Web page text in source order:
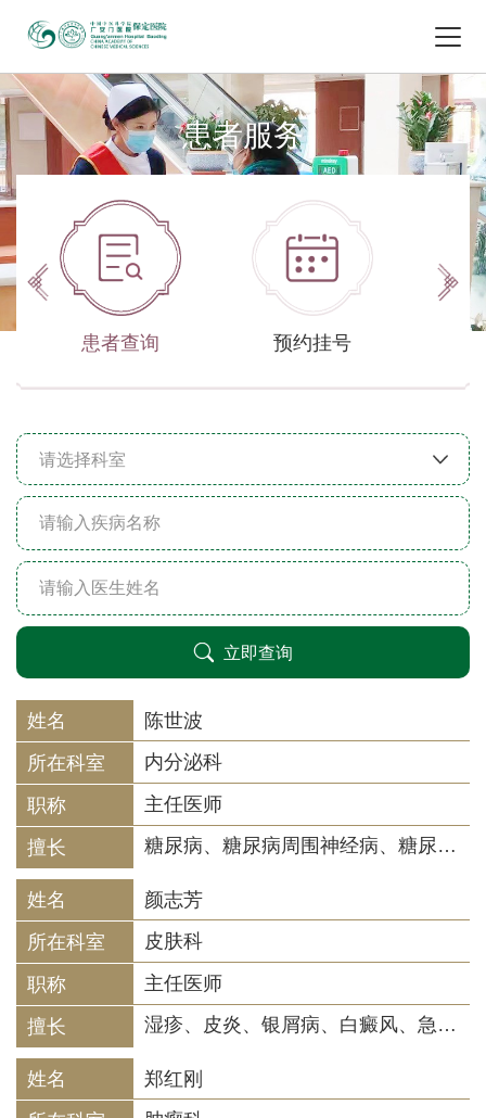
患者服务
患者查询 预约挂号
请选择科室
立即查询
陈世波
内分泌科
主任医师
糖尿病、糖尿病周围神经病、糖尿病肾脏病、糖尿病胃肠病、糖尿病阳痿；桥本病、甲状腺结节、甲亢、甲减、亚甲炎、甲状腺相关性突眼；高尿酸血症；骨质疏松症、多汗症、失眠症、更年期综合征等。
颜志芳
皮肤科
主任医师
湿疹、皮炎、银屑病、白癜风、急慢性荨麻疹、痤疮、酒渣鼻、带状疱疹及后遗神经痛、黄褐斑、脱发、唇炎、手足癣、扁平疣等皮肤科常见病及疑难病
郑红刚